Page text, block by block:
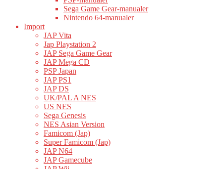
Sega Game Gear-manualer
Nintendo 64-manualer
Import
JAP Vita
Jap Playstation 2
JAP Sega Game Gear
JAP Mega CD
PSP Japan
JAP PS1
JAP DS
UK/PAL A NES
US NES
Sega Genesis
NES Asian Version
Famicom (Jap)
Super Famicom (Jap)
JAP N64
JAP Gamecube